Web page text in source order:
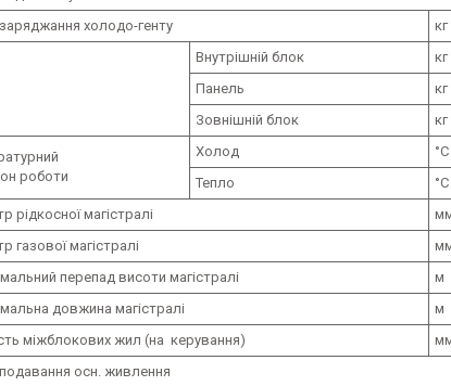
холодо-генту
кг
Внутрішній блок кг
Панель
кг
Зовнішній блок
кг
роботи
Холод °C
Тепло
°C
рідкосної магістралі
газової магістралі
перепад висоти магістралі
м
довжина магістралі
м
міжблокових жил (на керування)
осн. живлення